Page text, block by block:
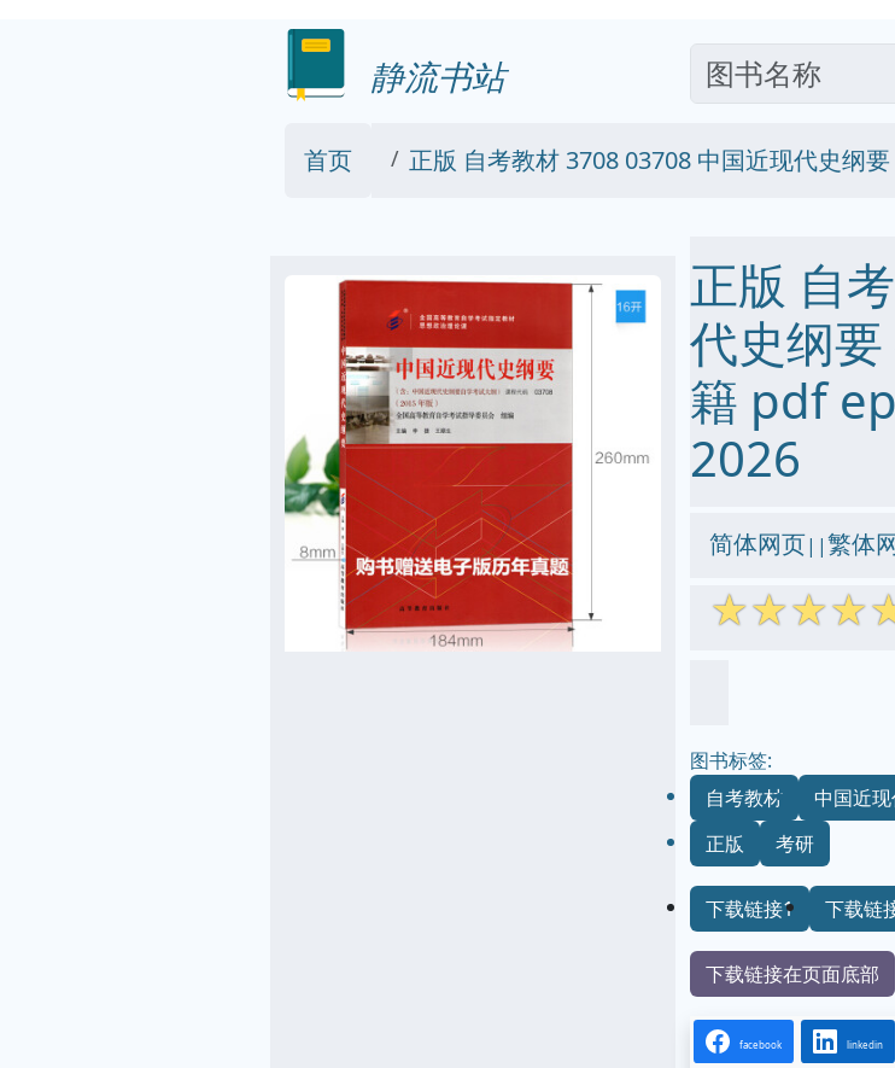
静流书站
首页 正版 自考教材 3708 03708 中国近现代史纲
正版 自
代史纲
籍 pdf
2026
简体网页||繁体
☆☆☆☆
图书标签:
自考教材
中国近现
正版
考研
下载链接1 下载链
下载链接在页面底部
facebook linkedin